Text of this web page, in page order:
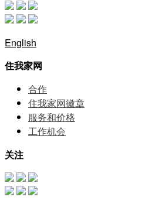
English
住我家网
合作
住我家网徽章
服务和价格
⼯作机会
关注